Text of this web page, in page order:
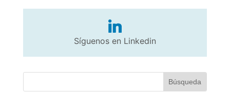
Síguenos en Linkedin